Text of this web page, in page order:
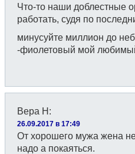
Что-то наши доблестные
работать, судя по
минусуйте миллион до
-фиолетовый мой
Вера Н :
26.09.2017 в 17:49
От хорошего мужа жена
надо а покаяться.